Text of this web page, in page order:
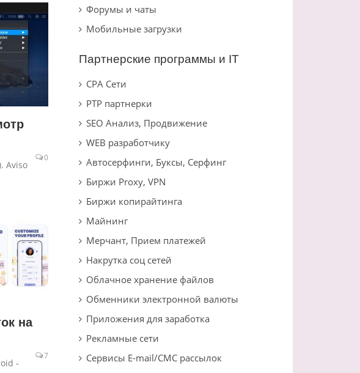
0
Aviso
на
7
-
Форумы и чаты
Мобильные загрузки
Партнерские программы и IT
CPA Сети
PTP партнерки
SEO Анализ, Продвижение
WEB разработчику
Автосерфинги, Буксы, Серфинг
Биржи Proxy, VPN
Биржи копирайтинга
Майнинг
Мерчант, Прием платежей
Накрутка соц сетей
Облачное хранение файлов
Обменники электронной валюты
Приложения для заработка
Рекламные сети
Сервисы E-mail/СМС рассылок